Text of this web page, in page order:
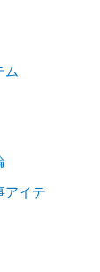
ム
アイテ